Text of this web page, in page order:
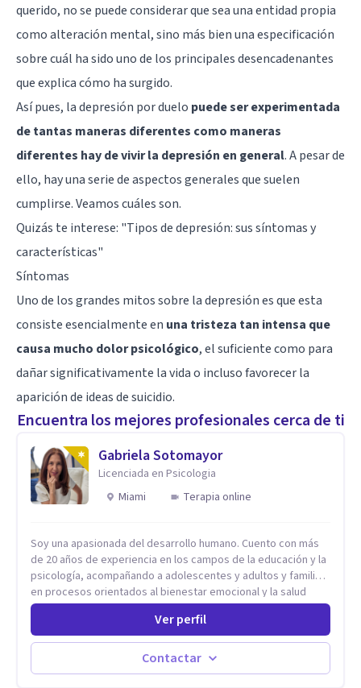
querido, no se puede considerar que sea una entidad propia
como alteración mental, sino más bien una especificación
sobre cuál ha sido uno de los principales desencadenantes
que explica cómo ha surgido.
Así pues, la depresión por duelo puede ser experimentada
de tantas maneras diferentes como maneras
diferentes hay de vivir la depresión en general. A pesar de
ello, hay una serie de aspectos generales que suelen
cumplirse. Veamos cuáles son.
Quizás te interese: "Tipos de depresión: sus síntomas y
características"
Síntomas
Uno de los grandes mitos sobre la depresión es que esta
consiste esencialmente en una tristeza tan intensa que
causa mucho dolor psicológico, el suficiente como para
dañar significativamente la vida o incluso favorecer la
aparición de ideas de suicidio.
Encuentra los mejores profesionales cerca de ti
Gabriela Sotomayor
Licenciada en Psicologia
Miami
Terapia online
Soy una apasionada del desarrollo humano. Cuento con más
de 20 años de experiencia en los campos de la educación y la
psicología, acompañando a adolescentes y adultos y familias
en procesos orientados al bienestar emocional y la salud
mental. Mi visión es contribuir, a través de mi trabajo, a que
las personas accedan a una vida más digna, plena y con
sentido. Considero que esto es posible cuando
desarrollamos una mayor conciencia de nuestro mundo
interior y de la manera en que nuestras experiencias influyen
Ver perfil
Contactar